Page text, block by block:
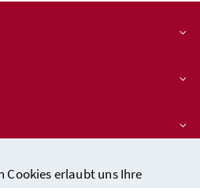
Cookies erlaubt uns Ihre